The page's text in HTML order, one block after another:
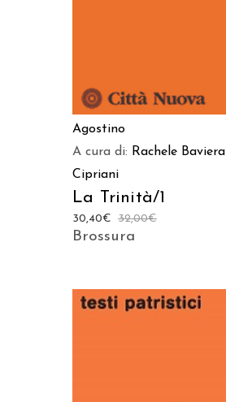
Agostino
A cura di: Rachele Baviera
Cipriani
La Trinità/1
32,00€
30,40€
Brossura